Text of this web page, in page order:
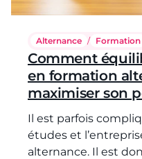
Alternance / Formation
Comment
en formation
maximiser son
Il est parfois
études et
alternance. Il est